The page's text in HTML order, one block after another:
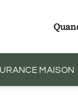
MAISON